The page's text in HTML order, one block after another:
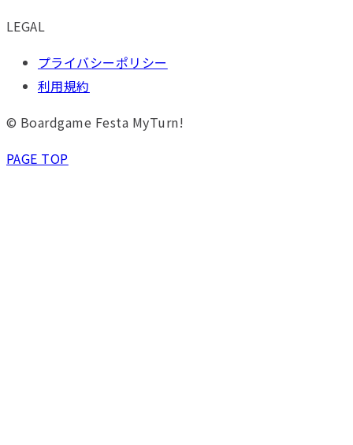
LEGAL
プライバシーポリシー
利用規約
© Boardgame Festa MyTurn!
PAGE TOP